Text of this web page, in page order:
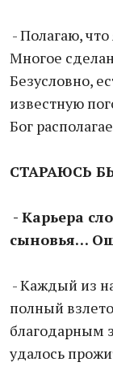
- Полагаю,
Многое
Безусловно,
известную
Бог
СТАРАЮСЬ
- Карьера
сыновья…
- Каждый из
полный
благодарным
удалось